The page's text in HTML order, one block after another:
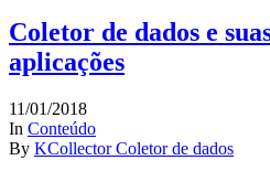
Coletor de dados e
aplicações
11/01/2018
In Conteúdo
By KCollector Coletor de dados